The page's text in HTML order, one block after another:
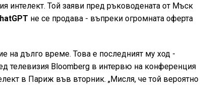
интелект. Той заяви пред ръководената от Мъск
не се продава - въпреки огромната оферта
на дълго време. Това е последният му ход -
телевизия Bloomberg в интервю на конференция
в Париж във вторник. „Мисля, че той вероятно